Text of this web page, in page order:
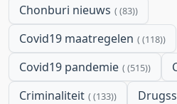
Chonburi nieuws (83)
Covid19 maatregelen (118)
Covid19 pandemie (515)
Criminaliteit (133)